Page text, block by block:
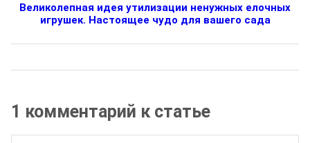
Великолепная идея утилизации ненужных елочных
игрушек. Настоящее чудо для вашего сада
1 комментарий к статье